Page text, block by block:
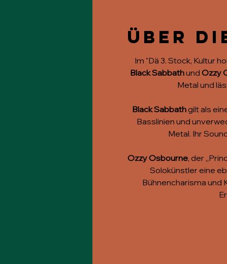
Über
Im "Dä 3. Stock, Kultur
Black Sabbath und Ozzy
Metal und
Black Sabbath gilt als
Basslinien und
Metal. Ihr
Ozzy Osbourne, der
Solokünstler eine
Bühnencharisma und